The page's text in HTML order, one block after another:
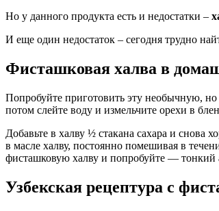
Но у данного продукта есть и недостатки ‒
И еще один недостаток – сегодня трудно
Фисташковая халва в
Попробуйте приготовить эту необычную,
потом слейте воду и измельчите орехи в
Добавьте в халву ½ стакана сахара и снова
в масле халву, постоянно помешивая в
фисташковую халву и попробуйте — тонкий
Узбекская рецептура с